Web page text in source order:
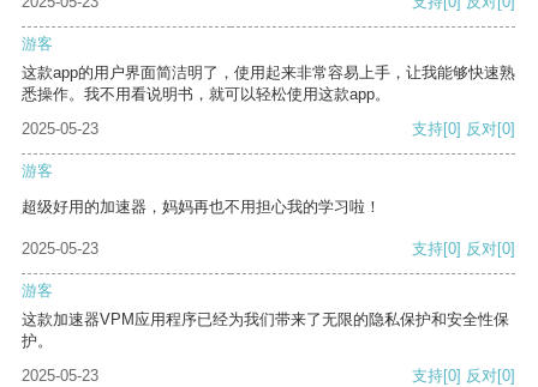
游客
这款app的用户界面简洁明了，使用起来非常容易上手，让我能够快速熟
悉操作。我不用看说明书，就可以轻松使用这款app。
2025-05-23
支持[0] 反对[0]
游客
超级好用的加速器，妈妈再也不用担心我的学习啦！
2025-05-23 支持[0] 反对[0]
游客
这款加速器VPM应用程序已经为我们带来了无限的隐私保护和安全性保
护。
2025-05-23
支持[0] 反对[0]